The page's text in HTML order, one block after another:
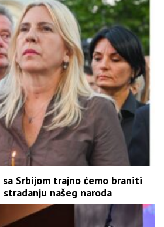
sa Srbijom trajno ćemo braniti
našeg naroda